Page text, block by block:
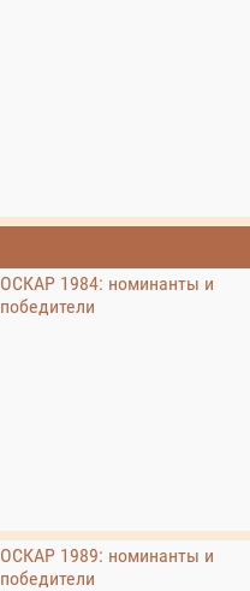
ОСКАР 1984: номинанты и
победители
ОСКАР 1989: номинанты и
победители